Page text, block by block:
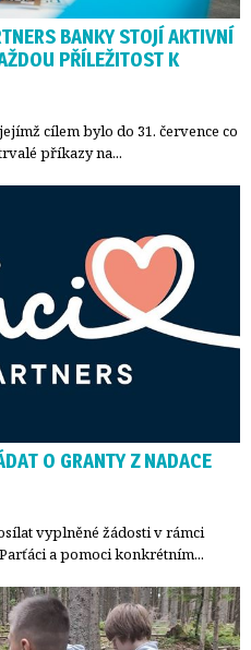
BANKY STOJÍ AKTIVNÍ
PŘÍLEŽITOST K
cílem bylo do 31. července co
příkazy na...
O GRANTY Z NADACE
vyplněné žádosti v rámci
a pomoci konkrétním...